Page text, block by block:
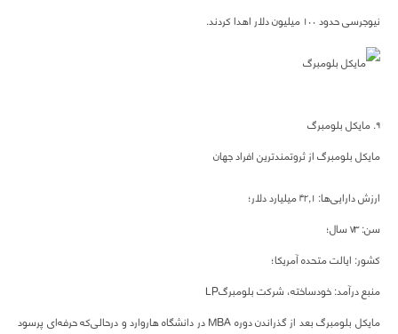
نیوجرسی حدود ۱۰۰ میلیون دلار اهدا کردند.
۹. مایکل بلومبرگ
مایکل بلومبرگ از ثروتمندترین افراد جهان
ارزش دارایی‌ها: ۴۲,۱ میلیارد دلار؛
سن: ۷۳ سال؛
کشور: ایالت متحده آمریکا؛
منبع درآمد: خودساخته، شرکت بلومبرگLP
مایکل بلومبرگ بعد از گذراندن دوره MBA در دانشگاه هاروارد و درحالی‌که حرفه‌ای پرسود